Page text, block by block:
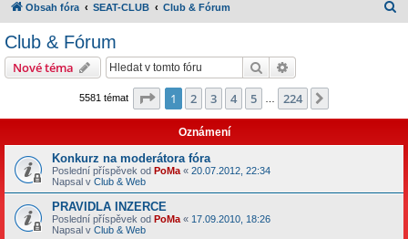
Obsah fóra SEAT-CLUB Club & Fórum
Club & Fórum
Nové téma Hledat
5581 témat Stránka z 224
1 2 3 4 5 224
Oznámení
Konkurz na moderátora fóra
Poslední příspěvek od PoMa « 20.07.2012, 22:34
Napsal v Club & Web
PRAVIDLA INZERCE
Poslední příspěvek od PoMa « 17.09.2010, 18:26
Napsal v Club & Web